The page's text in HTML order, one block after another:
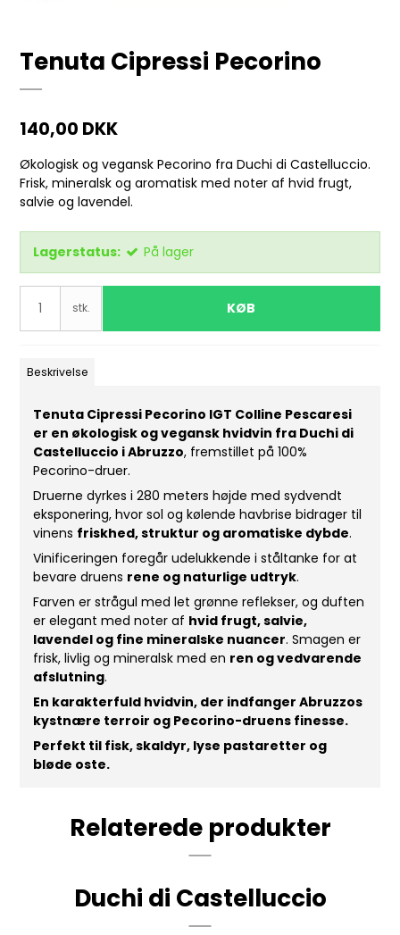
Tenuta Cipressi Pecorino
140,00 DKK
Økologisk og vegansk Pecorino fra Duchi di Castelluccio.
Frisk, mineralsk og aromatisk med noter af hvid frugt,
salvie og lavendel.
Lagerstatus: På lager
stk. KØB
Beskrivelse
Tenuta Cipressi Pecorino IGT Colline Pescaresi
er en økologisk og vegansk hvidvin fra Duchi di
Castelluccio i Abruzzo, fremstillet på 100%
Pecorino-druer.
Druerne dyrkes i 280 meters højde med sydvendt
eksponering, hvor sol og kølende havbrise bidrager til
vinens friskhed, struktur og aromatiske dybde.
Vinificeringen foregår udelukkende i ståltanke for at
bevare druens rene og naturlige udtryk.
Farven er strågul med let grønne reflekser, og duften
er elegant med noter af hvid frugt, salvie,
lavendel og fine mineralske nuancer. Smagen er
frisk, livlig og mineralsk med en ren og vedvarende
afslutning.
En karakterfuld hvidvin, der indfanger Abruzzos
kystnære terroir og Pecorino-druens finesse.
Perfekt til fisk, skaldyr, lyse pastaretter og
bløde oste.
Relaterede produkter
Duchi di Castelluccio